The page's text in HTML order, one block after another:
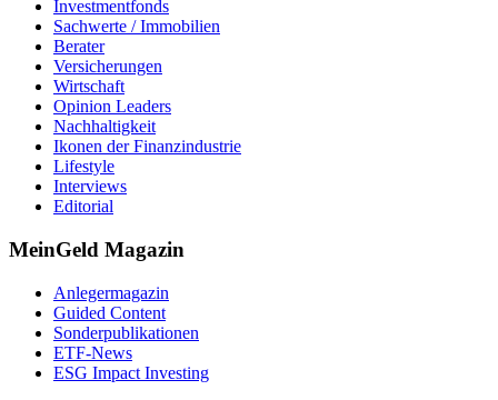
Investmentfonds
Sachwerte / Immobilien
Berater
Versicherungen
Wirtschaft
Opinion Leaders
Nachhaltigkeit
Ikonen der Finanzindustrie
Lifestyle
Interviews
Editorial
MeinGeld Magazin
Anlegermagazin
Guided Content
Sonderpublikationen
ETF-News
ESG Impact Investing